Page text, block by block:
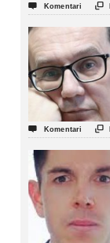
 Komentari 
 Komentari 